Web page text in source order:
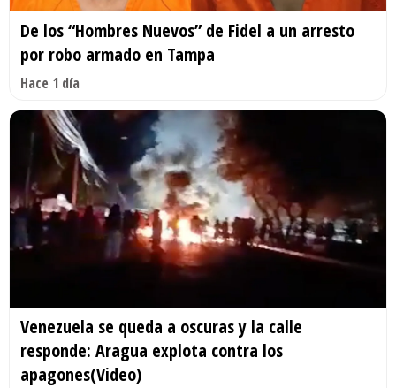
De los “Hombres Nuevos” de Fidel a un arresto
por robo armado en Tampa
Hace 1 día
Venezuela se queda a oscuras y la calle
responde: Aragua explota contra los
apagones(Video)